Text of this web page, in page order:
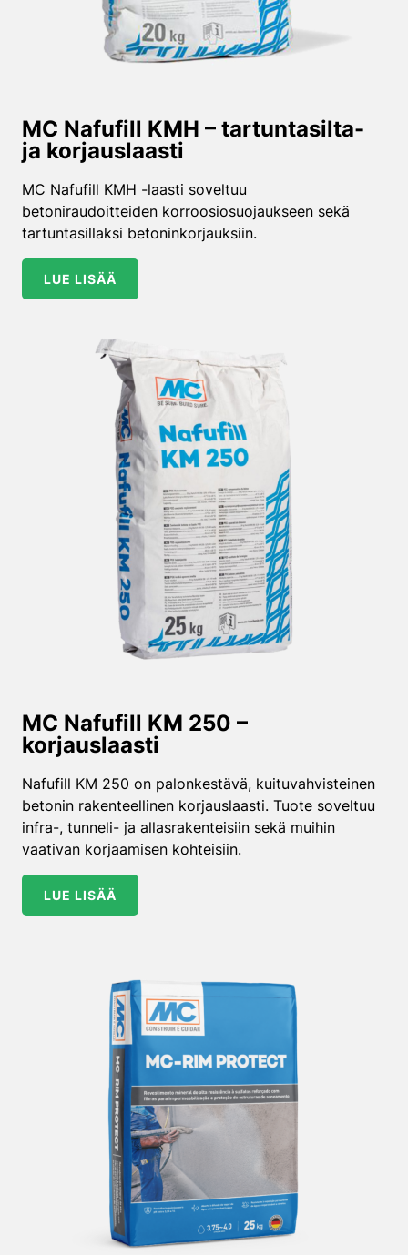
MC Nafufill KMH – tartuntasilta-
ja korjauslaasti
MC Nafufill KMH -laasti soveltuu
betoniraudoitteiden korroosiosuojaukseen sekä
tartuntasillaksi betoninkorjauksiin.
LUE LISÄÄ
MC Nafufill KM 250 –
korjauslaasti
Nafufill KM 250 on palonkestävä, kuituvahvisteinen
betonin rakenteellinen korjauslaasti. Tuote soveltuu
infra-, tunneli- ja allasrakenteisiin sekä muihin
vaativan korjaamisen kohteisiin.
LUE LISÄÄ